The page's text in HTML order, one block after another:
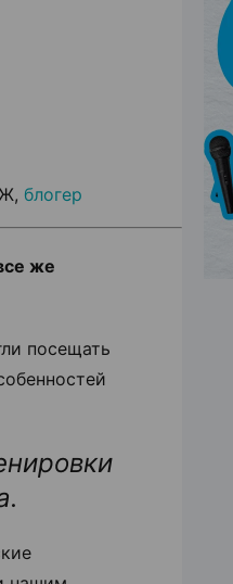
блогер
же
посещать